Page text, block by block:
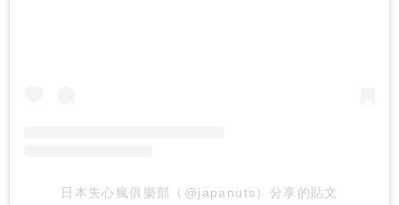
日本失心瘋俱樂部（@japanuts）分享的貼文